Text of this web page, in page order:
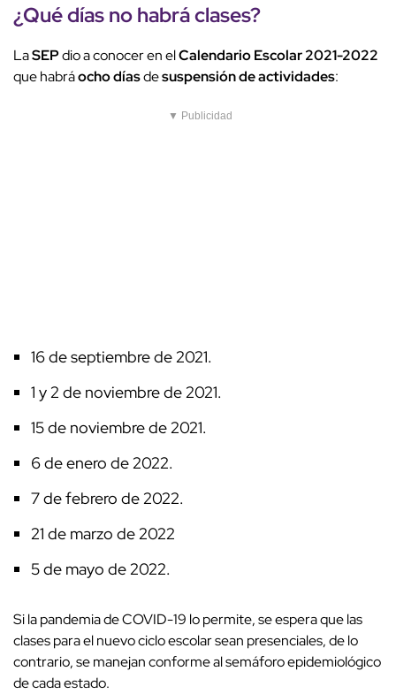
¿Qué días no habrá clases?
LaSEPdio a conocer en elCalendario Escolar 2021-2022
que habráocho díasdesuspensión de actividades:
▼ Publicidad
16 de septiembre de 2021.
1 y 2 de noviembre de 2021.
15 de noviembre de 2021.
6 de enero de 2022.
7 de febrero de 2022.
21 de marzo de 2022
5 de mayo de 2022.
Si la pandemia de COVID-19 lo permite, se espera que las
clases para el nuevo ciclo escolar sean presenciales, de lo
contrario, se manejan conforme al semáforo epidemiológico
de cada estado.